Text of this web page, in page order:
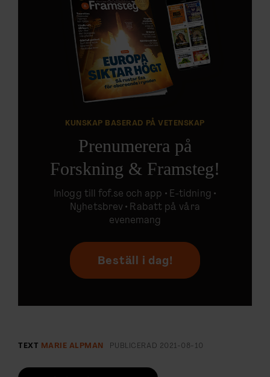
KUNSKAP BASERAD PÅ VETENSKAP
Prenumerera på
Forskning & Framsteg!
Inlogg tillfof.se och app • E-tidning •
Nyhetsbrev • Rabatt på våra
evenemang
Beställ i dag!
TEXT MARIE ALPMAN PUBLICERAD 2021-08-10